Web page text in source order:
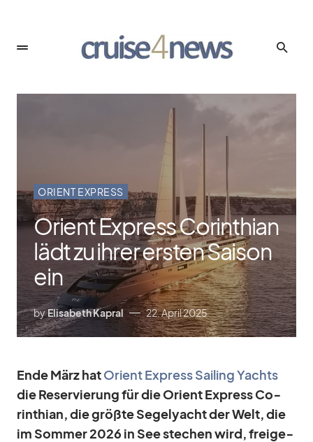
ORIENT EXPRESS
Orient Express Corinthian
lädt zu ihrer ersten Saison
ein
byElisabeth Kapral 22. April 2025
Ende März hatOri­ent Ex­press Sai­ling Yachts
die Re­ser­vie­rung für die Ori­ent Ex­press Co­
rin­thian, die größte Se­gel­yacht der Welt, die
im Som­mer 2026 in See ste­chen wird, frei­ge­